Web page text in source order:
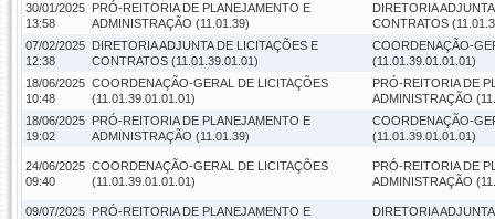
30/01/2025
13:58
PRÓ-REITORIA DE PLANEJAMENTO E
ADMINISTRAÇÃO (11.01.39)
DIRETORIA
CONTRATOS
07/02/2025
12:38
DIRETORIA ADJUNTA DE LICITAÇÕES E
CONTRATOS (11.01.39.01.01)
COORDENAÇÃO-
(11.01.39.01.01.01)
18/06/2025
10:48
COORDENAÇÃO-GERAL DE LICITAÇÕES
(11.01.39.01.01.01)
PRÓ-REITORIA DE
ADMINISTRAÇÃO
18/06/2025
19:02
PRÓ-REITORIA DE PLANEJAMENTO E
ADMINISTRAÇÃO (11.01.39)
COORDENAÇÃO-
(11.01.39.01.01.01)
24/06/2025
09:40
COORDENAÇÃO-GERAL DE LICITAÇÕES
(11.01.39.01.01.01)
PRÓ-REITORIA DE
ADMINISTRAÇÃO
09/07/2025 PRÓ-REITORIA DE PLANEJAMENTO E
DIRETORIA